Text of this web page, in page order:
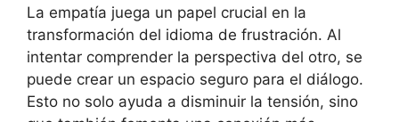
La empatía juega un papel crucial en la
transformación del idioma de frustración. Al
intentar comprender la perspectiva del otro, se
puede crear un espacio seguro para el diálogo.
Esto no solo ayuda a disminuir la tensión, sino